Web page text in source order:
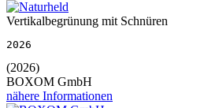
Vertikalbegrünung mit Schnüren
2026
(2026)
BOXOM GmbH
nähere Informationen